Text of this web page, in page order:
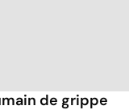
de grippe